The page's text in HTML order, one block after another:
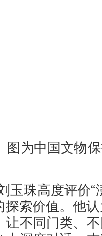
图为中国文物
玉珠高度评价“
探索价值。他
让不同门类、